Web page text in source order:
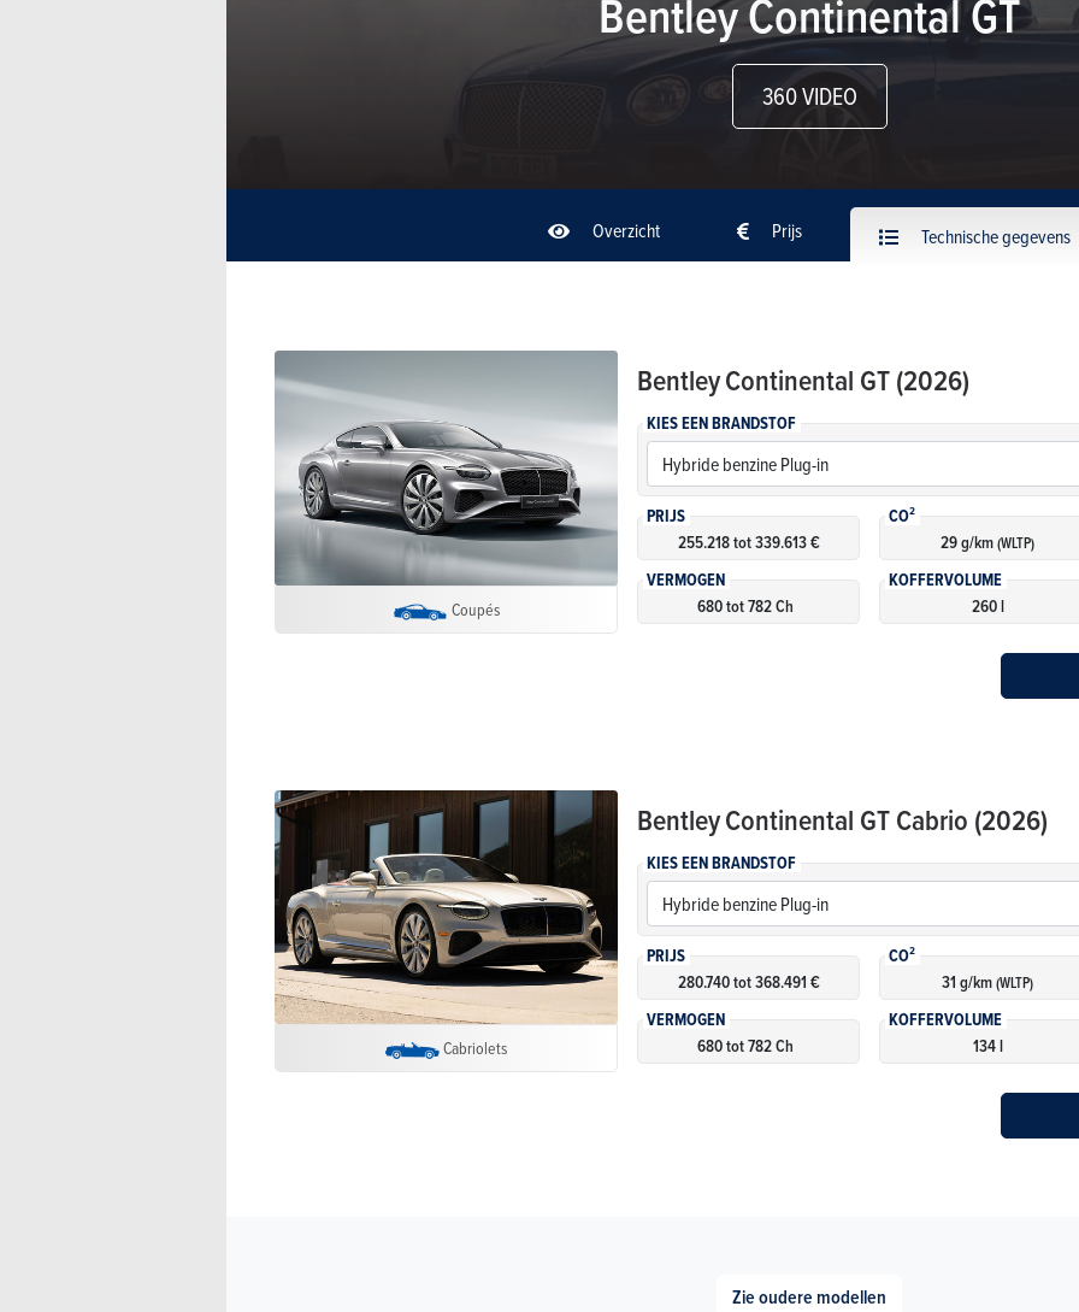
Bentley Continental GT
360 VIDEO
Overzicht Prijs Technische gegevens
Coupés
BentleyContinental GT (2026)
KIES EEN BRANDSTOF
PRIJS
255.218 tot 339.613 €
CO²
29 g/km(WLTP)
VERMOGEN
680 tot 782 Ch
KOFFERVOLUME
260 l
Cabriolets
BentleyContinental GT Cabrio (2026)
KIES EEN BRANDSTOF
PRIJS
280.740 tot 368.491 €
CO²
31 g/km(WLTP)
VERMOGEN
680 tot 782 Ch
KOFFERVOLUME
134 l
Zie oudere modellen